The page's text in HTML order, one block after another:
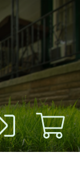
597-82-01